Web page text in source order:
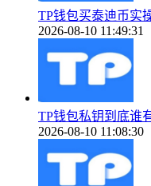
TP钱包买泰迪币实
2026-08-10 11:49:31
TP钱包私钥到底谁
2026-08-10 11:08:30